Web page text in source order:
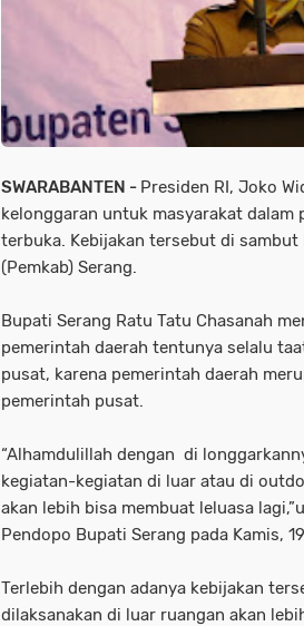
SWARABANTEN - Presiden RI, Joko
kelonggaran untuk masyarakat dalam
terbuka. Kebijakan tersebut di
(Pemkab) Serang.
Bupati Serang Ratu Tatu Chasanah
pemerintah daerah tentunya selalu
pusat, karena pemerintah daerah
pemerintah pusat.
“Alhamdulillah dengan di
kegiatan-kegiatan di luar atau di
akan lebih bisa membuat leluasa
Pendopo Bupati Serang pada Kamis,
Terlebih dengan adanya kebijakan
dilaksanakan di luar ruangan akan